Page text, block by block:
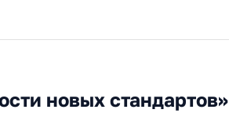
новых стандартов»